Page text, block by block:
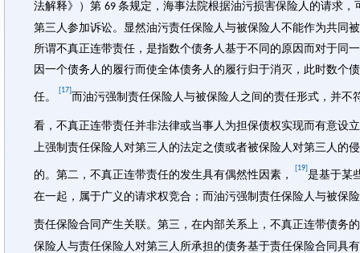
法解释》）第 69 条规定，海事法院根据油污损害保险人的请求
第三人参加诉讼。显然油污责任保险人与被保险人不能作为共同
所谓不真正连带责任，是指数个债务人基于不同的原因而对于同
因一个债务人的履行而使全体债务人的履行归于消灭，此时数个
任。
[17]
而油污强制责任保险人与被保险人之间的责任形式，并不
看，不真正连带责任并非法律或当事人为担保债权实现而有意设
上强制责任保险人对第三人的法定之债或者被保险人对第三人的
的。第二，不真正连带责任的发生具有偶然性因素，
[19]
是基于某
在一起，属于广义的请求权竞合；而油污强制责任保险人与被保
责任保险合同产生关联。第三，在内部关系上，不真正连带债务
保险人与责任保险人对第三人所承担的债务基于责任保险合同具